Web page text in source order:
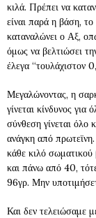
κιλά. Πρέπει να
είναι παρά η βάση,
καταναλώνει ο Αξ,
όμως να βελτιώσει
έλεγα “τουλάχιστον
Μεγαλώνοντας, η
γίνεται κίνδυνος
σύνθεση γίνεται όλο
ανάγκη από
κάθε κιλό σωματικού
και πάνω από 40,
96γρ. Μην
Και δεν τελειώσαμε